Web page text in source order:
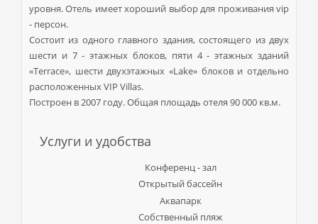
уровня. Отель имеет хороший выбор для проживания vip
- персон.
Состоит из одного главного здания, состоящего из двух
шести и 7 - этажных блоков, пяти 4 - этажных зданий
«Terrace», шести двухэтажных «Lake» блоков и отдельно
расположенных VIP Villas.
Построен в 2007 году. Общая площадь отеля 90 000 кв.м.
Услуги и удобства
Конференц - зал
Открытый бассейн
Аквапарк
Собственный пляж